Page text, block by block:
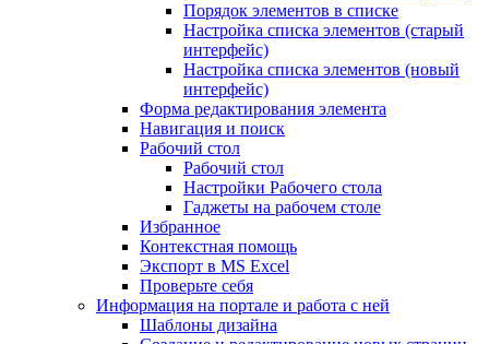
Порядок элементов в списке
Настройка списка элементов (старый
интерфейс)
Настройка списка элементов (новый
интерфейс)
Форма редактирования элемента
Навигация и поиск
Рабочий стол
Рабочий стол
Настройки Рабочего стола
Гаджеты на рабочем столе
Избранное
Контекстная помощь
Экспорт в MS Excel
Проверьте себя
Информация на портале и работа с ней
Шаблоны дизайна